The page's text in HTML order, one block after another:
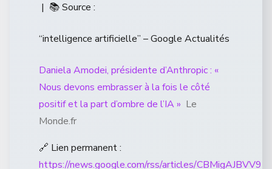
| 📚 Source :
“intelligence artificielle” – Google Actualités
Daniela Amodei, présidente d’Anthropic : «
Nous devons embrasser à la fois le côté
positif et la part d’ombre de l’IA » Le
Monde.fr
🔗 Lien permanent :
https://news.google.com/rss/articles/